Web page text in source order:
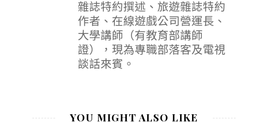
雜誌特約撰述、旅遊雜誌特約
作者、在線遊戲公司營運長、
大學講師（有教育部講師
證），現為專職部落客及電視
談話來賓。
YOU MIGHT ALSO LIKE